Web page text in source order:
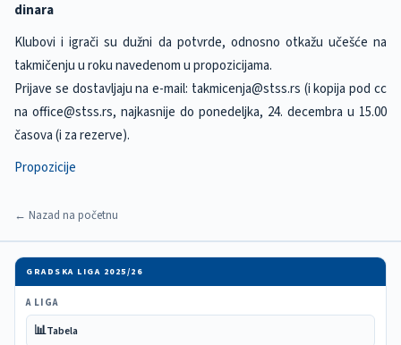
dinara
Klubovi i igrači su dužni da potvrde, odnosno otkažu učešće na
takmičenju u roku navedenom u propozicijama.
Prijave se dostavljaju na e-mail: takmicenja@stss.rs (i kopija pod cc
na office@stss.rs, najkasnije do ponedeljka, 24. decembra u 15.00
časova (i za rezerve).
Propozicije
← Nazad na početnu
GRADSKA LIGA 2025/26
A LIGA
📊Tabela